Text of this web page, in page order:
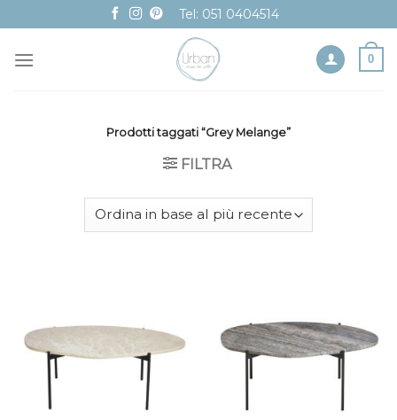
to
content
Tel: 051 0404514
0
Prodotti taggati “Grey Melange”
FILTRA